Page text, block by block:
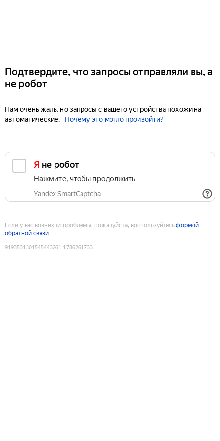
Подтвердите, что запросы отправляли вы, а
не робот
Нам очень жаль, но запросы с вашего устройства похожи на
автоматические.
Почему это могло произойти?
Я не робот
Нажмите, чтобы продолжить
Yandex SmartCaptcha
Если у вас возникли проблемы, пожалуйста, воспользуйтесьформой
обратной связи
9193531301545443261 :1786261733